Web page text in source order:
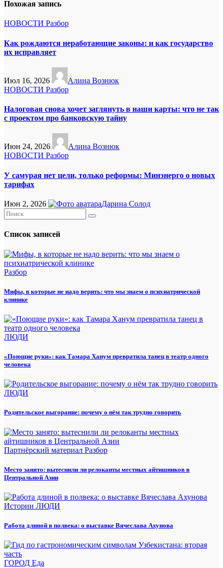
Похожая запись
НОВОСТИ Разбор
Как рождаются неработающие законы: и как государство
их исправляет
Июл 16, 2026
Алина Вознюк
НОВОСТИ Разбор
Налоговая снова хочет заглянуть в наши карты: что не так
с проектом про банковскую тайну
Июн 24, 2026
Алина Вознюк
НОВОСТИ Разбор
У самурая нет цели, только реформы: Минэнерго о новых
тарифах
Июн 2, 2026 Дарина Солод
Список записей
Разбор
Мифы, в которые не надо верить: что мы знаем о психиатрической
клинике
ЛЮДИ
«Поющие руки»: как Тамара Ханум превратила танец в театр одного
человека
ЛЮДИ
Родительское выгорание: почему о нём так трудно говорить
Партнёрский материал Разбор
Место занято: вытеснили ли релоканты местных айтишников в
Центральной Азии
Истории ЛЮДИ
Работа длиной в полвека: о выставке Вячеслава Ахунова
ГОРОД Еда